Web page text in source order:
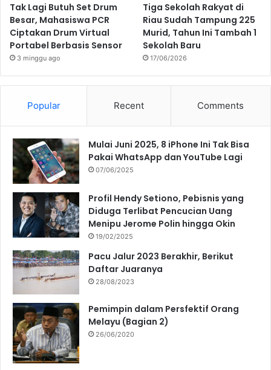
Tak Lagi Butuh Set Drum
Besar, Mahasiswa PCR
Ciptakan Drum Virtual
Portabel Berbasis Sensor
3 minggu ago
Tiga Sekolah Rakyat di
Riau Sudah Tampung 225
Murid, Tahun Ini Tambah 1
Sekolah Baru
17/06/2026
Popular Recent Comments
Mulai Juni 2025, 8 iPhone Ini Tak Bisa
Pakai WhatsApp dan YouTube Lagi
07/06/2025
Profil Hendy Setiono, Pebisnis yang
Diduga Terlibat Pencucian Uang
Menipu Jerome Polin hingga Okin
19/02/2025
Pacu Jalur 2023 Berakhir, Berikut
Daftar Juaranya
28/08/2023
Pemimpin dalam Persfektif Orang
Melayu (Bagian 2)
26/06/2020